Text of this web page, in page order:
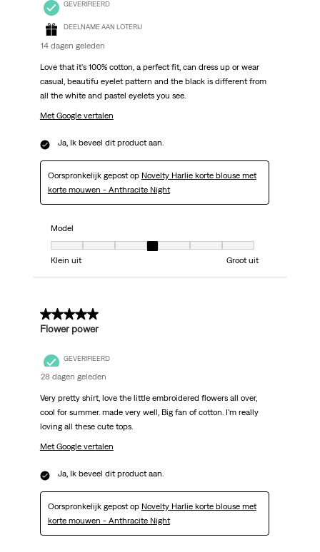
GEVERIFIEERD
DEELNAME AAN LOTERIJ
14 dagen geleden
Love that it's 100% cotton, a perfect fit, can dress up or wear
casual, beautifu eyelet pattern and the black is different from
all the white and pastel eyelets you see.
Met Google vertalen
Ja, Ik beveel dit product aan.
Oorspronkelijk gepost op Novelty Harlie korte blouse met
korte mouwen - Anthracite Night
Model
Model, 4 van 7, waarbij 1 gelijk is aan Klein uit en 7 gelijk is aan Groot uit
Klein uit
Groot uit
5 van 5 sterren.
Flower power
GEVERIFIEERD
28 dagen geleden
Very pretty shirt, love the little embroidered flowers all over,
cool for summer. made very well, Big fan of cotton. I'm really
loving all these cute tops.
Met Google vertalen
Ja, Ik beveel dit product aan.
Oorspronkelijk gepost op Novelty Harlie korte blouse met
korte mouwen - Anthracite Night